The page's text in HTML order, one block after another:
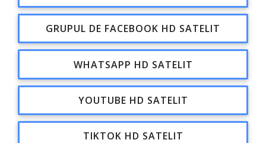
GRUPUL DE FACEBOOK HD SATELIT
WHATSAPP HD SATELIT
YOUTUBE HD SATELIT
TIKTOK HD SATELIT